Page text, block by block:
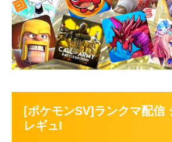
[ポケモンSV]ランクマ配信
レギュI